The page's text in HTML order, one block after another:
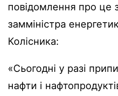
повідомлення про це
замміністра
Колісника:
«Сьогодні у разі
нафти і